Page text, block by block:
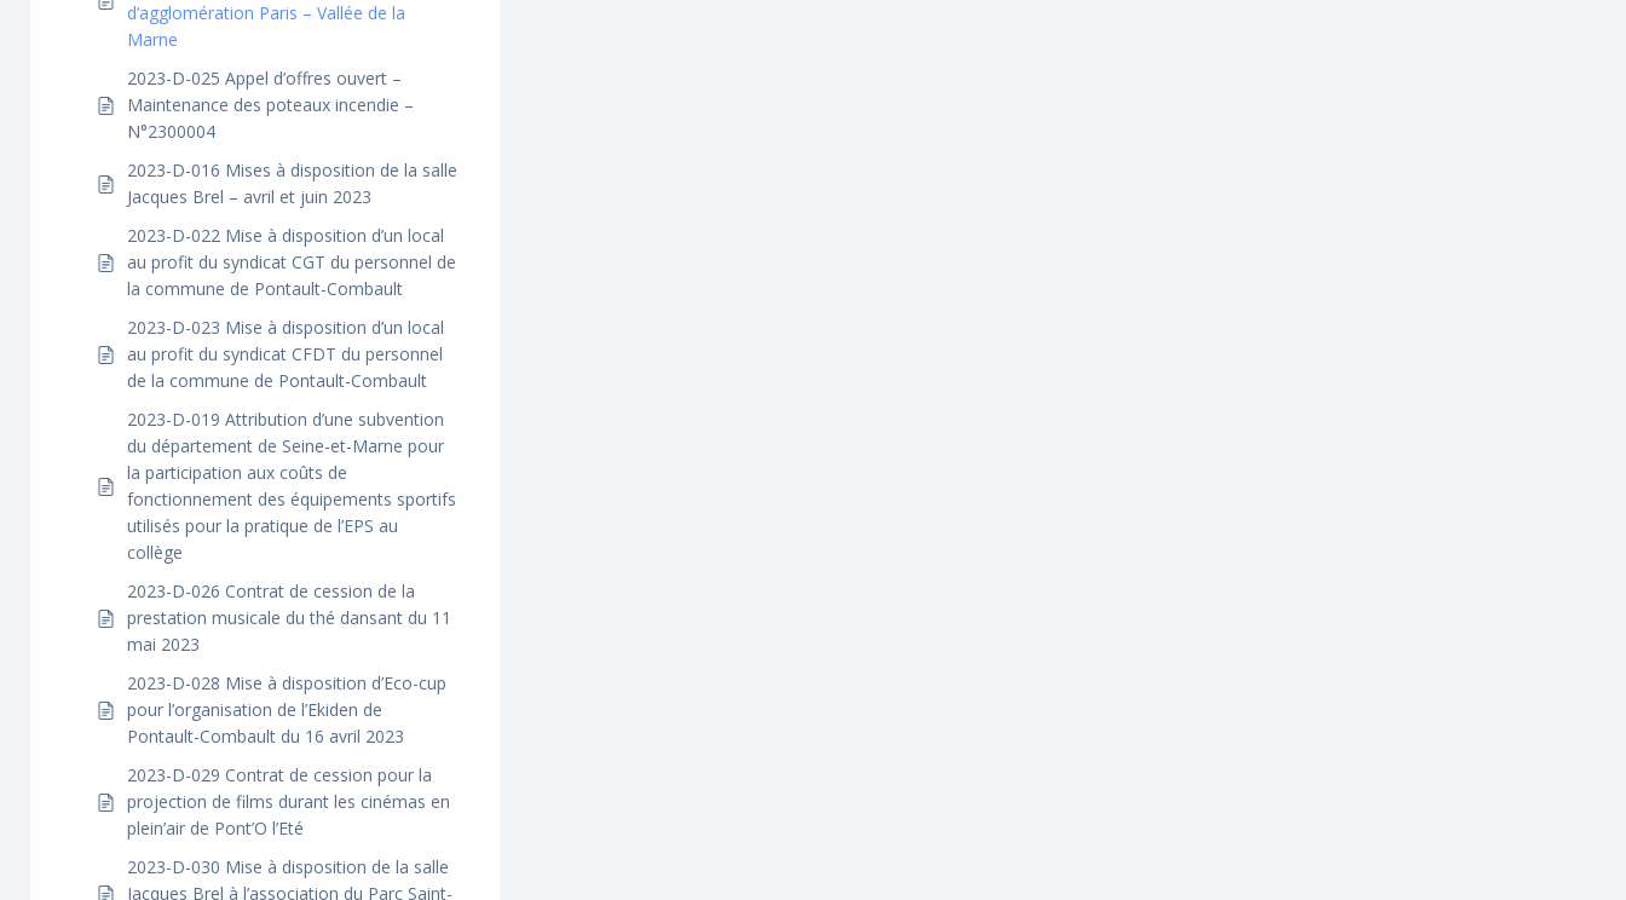
d’agglomération Paris – Vallée de la
Marne
2023-D-025 Appel d’offres ouvert –
Maintenance des poteaux incendie –
N°2300004
2023-D-016 Mises à disposition de la salle
Jacques Brel – avril et juin 2023
2023-D-022 Mise à disposition d’un local
au profit du syndicat CGT du personnel de
la commune de Pontault-Combault
2023-D-023 Mise à disposition d’un local
au profit du syndicat CFDT du personnel
de la commune de Pontault-Combault
2023-D-019 Attribution d’une subvention
du département de Seine-et-Marne pour
la participation aux coûts de
fonctionnement des équipements sportifs
utilisés pour la pratique de l’EPS au
collège
2023-D-026 Contrat de cession de la
prestation musicale du thé dansant du 11
mai 2023
2023-D-028 Mise à disposition d’Eco-cup
pour l’organisation de l’Ekiden de
Pontault-Combault du 16 avril 2023
2023-D-029 Contrat de cession pour la
projection de films durant les cinémas en
plein’air de Pont’O l’Eté
2023-D-030 Mise à disposition de la salle
Jacques Brel à l’association du Parc Saint-